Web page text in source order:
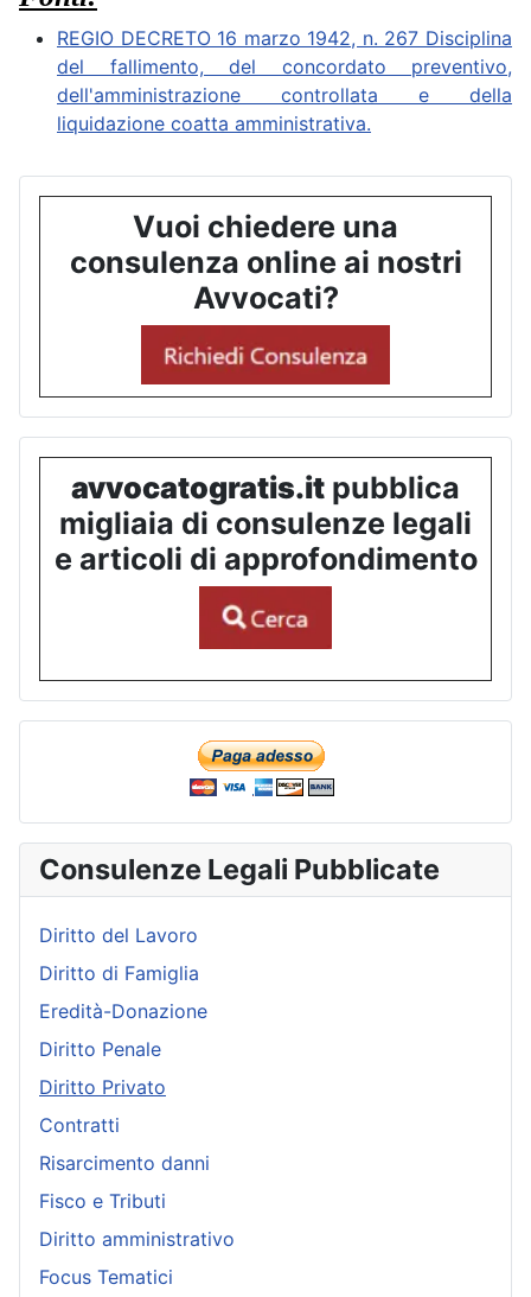
REGIO DECRETO 16 marzo 1942, n. 267 Disciplina
del fallimento, del concordato preventivo,
dell'amministrazione controllata e della
liquidazione coatta amministrativa.
Vuoi chiedere una
consulenza online ai nostri
Avvocati?
avvocatogratis.it pubblica
migliaia di consulenze legali
e articoli di approfondimento
Consulenze Legali Pubblicate
Diritto del Lavoro
Diritto di Famiglia
Eredità-Donazione
Diritto Penale
Diritto Privato
Contratti
Risarcimento danni
Fisco e Tributi
Diritto amministrativo
Focus Tematici